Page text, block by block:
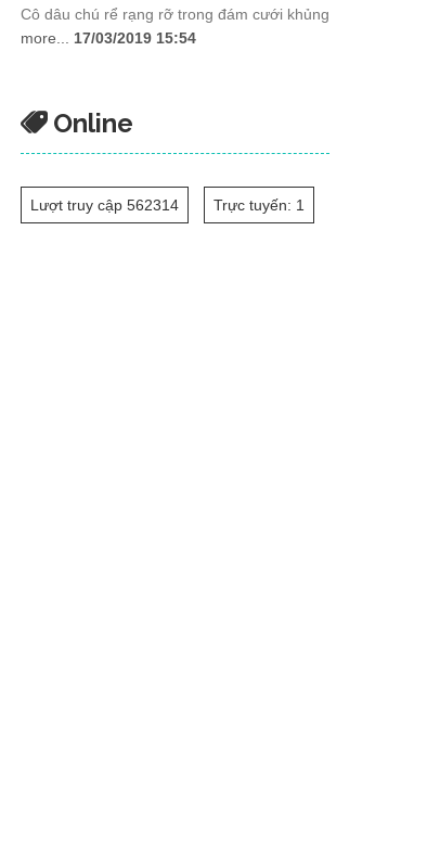
Cô dâu chú rể rạng rỡ trong đám cưới khủng
more...
17/03/2019 15:54
Online
Lượt truy cập 562314 Trực tuyến: 1